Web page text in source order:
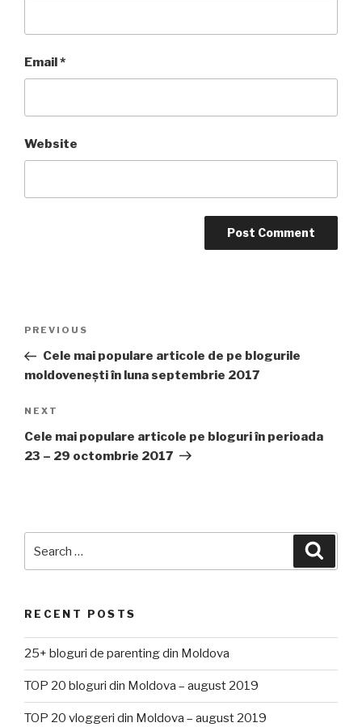
Email *
Website
Post
Previous
Post
PREVIOUS
Cele mai populare articole de pe blogurile
moldovenești în luna septembrie 2017
Next
Post
NEXT
Cele mai populare articole pe bloguri în perioada
23 – 29 octombrie 2017
RECENT POSTS
25+ bloguri de parenting din Moldova
TOP 20 bloguri din Moldova – august 2019
TOP 20 vloggeri din Moldova – august 2019